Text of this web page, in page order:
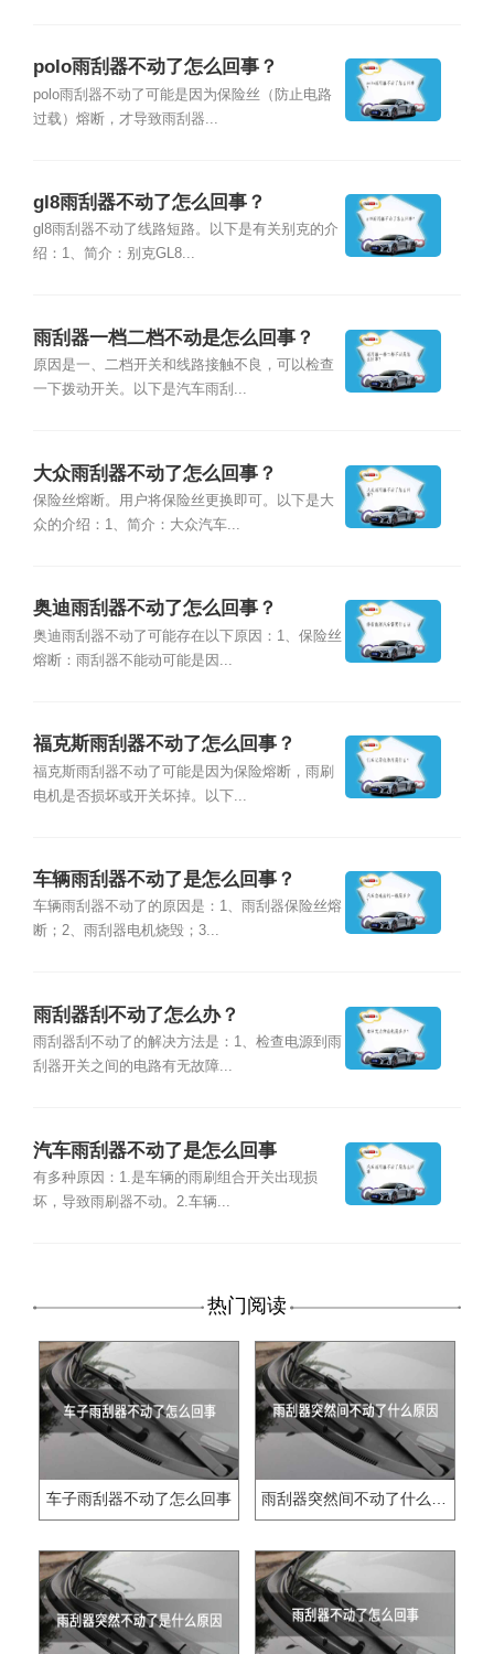
polo雨刮器不动了怎么回事？
polo雨刮器不动了可能是因为保险丝（防止电路
过载）熔断，才导致雨刮器...
gl8雨刮器不动了怎么回事？
gl8雨刮器不动了线路短路。以下是有关别克的介
绍：1、简介：别克GL8...
雨刮器一档二档不动是怎么回事？
原因是一、二档开关和线路接触不良，可以检查
一下拨动开关。以下是汽车雨刮...
大众雨刮器不动了怎么回事？
保险丝熔断。用户将保险丝更换即可。以下是大
众的介绍：1、简介：大众汽车...
奥迪雨刮器不动了怎么回事？
奥迪雨刮器不动了可能存在以下原因：1、保险丝
熔断：雨刮器不能动可能是因...
福克斯雨刮器不动了怎么回事？
福克斯雨刮器不动了可能是因为保险熔断，雨刷
电机是否损坏或开关坏掉。以下...
车辆雨刮器不动了是怎么回事？
车辆雨刮器不动了的原因是：1、雨刮器保险丝熔
断；2、雨刮器电机烧毁；3...
雨刮器刮不动了怎么办？
雨刮器刮不动了的解决方法是：1、检查电源到雨
刮器开关之间的电路有无故障...
汽车雨刮器不动了是怎么回事
有多种原因：1.是车辆的雨刷组合开关出现损
坏，导致雨刷器不动。2.车辆...
热门阅读
车子雨刮器不动了怎么回事 雨刮器突然间不动了什么原因